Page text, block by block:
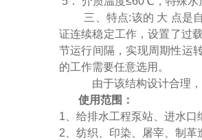
三、特点:该的 大 点是
证连续稳定工作，设置了过
节运行间隔，实现周期性运
的工作需要任意选用。
由于该结构设计合理，
使用范围：
1、给排水工程泵站、进水口
2、纺织、印染、屠宰、制